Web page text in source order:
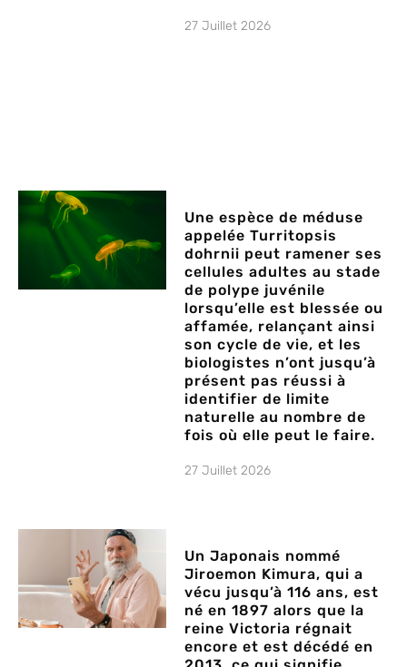
27 Juillet 2026
Une espèce de méduse
appelée Turritopsis
dohrnii peut ramener ses
cellules adultes au stade
de polype juvénile
lorsqu’elle est blessée ou
affamée, relançant ainsi
son cycle de vie, et les
biologistes n’ont jusqu’à
présent pas réussi à
identifier de limite
naturelle au nombre de
fois où elle peut le faire.
27 Juillet 2026
Un Japonais nommé
Jiroemon Kimura, qui a
vécu jusqu’à 116 ans, est
né en 1897 alors que la
reine Victoria régnait
encore et est décédé en